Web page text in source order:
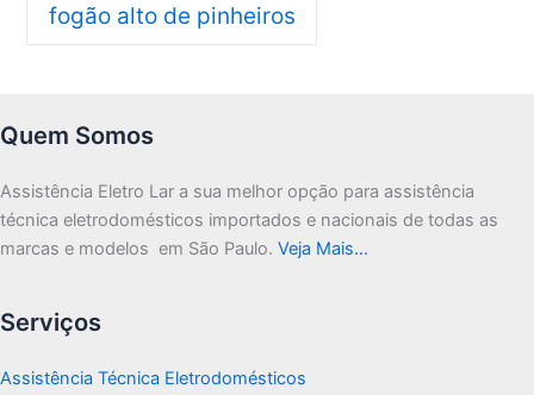
fogão alto de pinheiros
Quem Somos
Assistência Eletro Lar a sua melhor opção para assistência
técnica eletrodomésticos importados e nacionais de todas as
marcas e modelos em São Paulo. Veja Mais…
Serviços
Assistência Técnica Eletrodomésticos